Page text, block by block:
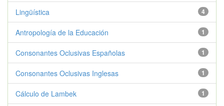
4
Lingüística
1
Antropología de la Educación
1
Consonantes Oclusivas Españolas
1
Consonantes Oclusivas Inglesas
1
Cálculo de Lambek